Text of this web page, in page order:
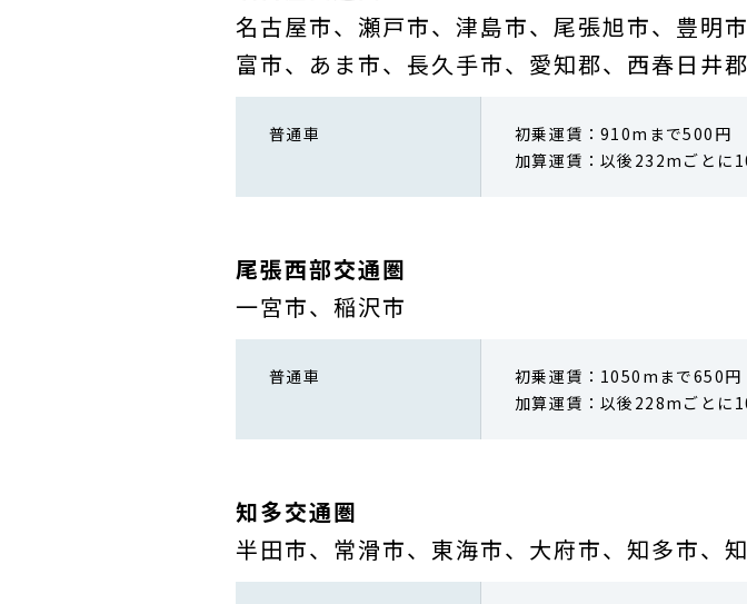
名古屋市、瀬戸市、津島市、尾張旭市、豊明
富市、あま市、長久手市、愛知郡、西春日井
普通車
初乗運賃：910mまで500円
加算運賃：以後232mごとに
尾張西部交通圏
一宮市、稲沢市
普通車
初乗運賃：1050mまで650円
加算運賃：以後228mごとに
知多交通圏
半田市、常滑市、東海市、大府市、知多市、